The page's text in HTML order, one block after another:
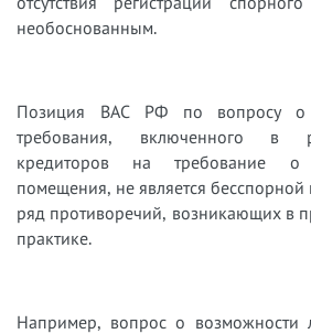
необоснованным.
Позиция ВАС РФ по вопросу о
требования, включенного в
кредиторов на требование о
помещения, не является
ряд противоречий, возникающих в
практике.
Например, вопрос о возможности